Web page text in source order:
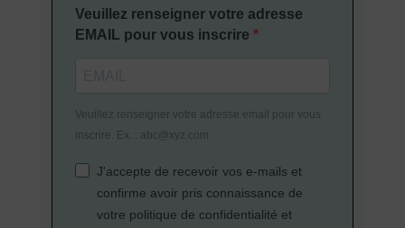
Veuillez renseigner votre adresse
EMAIL pour vous inscrire
Veuillez renseigner votre adresse email pour vous
inscrire. Ex. : abc@xyz.com
J'accepte de recevoir vos e-mails et
confirme avoir pris connaissance de
votre politique de confidentialité et